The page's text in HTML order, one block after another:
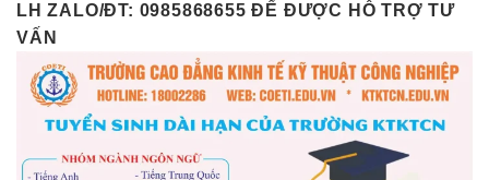
LH ZALO/ĐT: 0985868655 ĐỂ ĐƯỢC HỖ TRỢ TƯ
VẤN